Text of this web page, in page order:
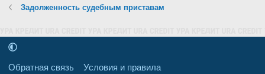
Задолженность судебным приставам
Обратная связь Условия и правила